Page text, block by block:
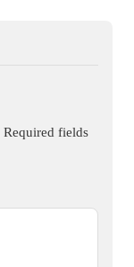
Required fields